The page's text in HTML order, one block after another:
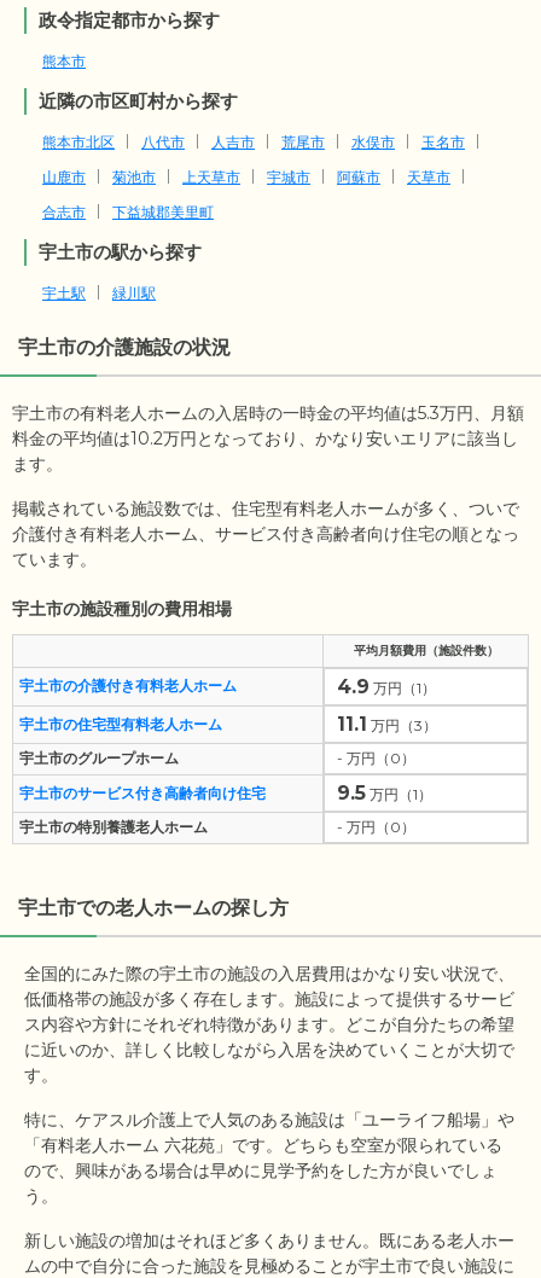
政令指定都市から探す
熊本市
近隣の市区町村から探す
熊本市北区 八代市 人吉市 荒尾市 水俣市
玉名市
山鹿市
菊池市 上天草市 宇城市 阿蘇市
天草市
合志市
下益城郡美里町
宇土市の駅から探す
宇土駅 緑川駅
宇土市の介護施設の状況
宇土市の有料老人ホームの入居時の一時金の平均値は5.3万円、月額
料金の平均値は10.2万円となっており、かなり安いエリアに該当し
ます。
掲載されている施設数では、住宅型有料老人ホームが多く、ついで
介護付き有料老人ホーム、サービス付き高齢者向け住宅の順となっ
ています。
宇土市の施設種別の費用相場
平均月額費用（施設件数）
宇土市の介護付き有料老人ホーム 4.9 万円（1）
宇土市の住宅型有料老人ホーム
11.1 万円（3）
宇土市のグループホーム
- 万円（0）
宇土市のサービス付き高齢者向け住宅
9.5 万円（1）
宇土市の特別養護老人ホーム
- 万円（0）
宇土市での老人ホームの探し方
全国的にみた際の宇土市の施設の入居費用はかなり安い状況で、
低価格帯の施設が多く存在します。施設によって提供するサービ
ス内容や方針にそれぞれ特徴があります。どこが自分たちの希望
に近いのか、詳しく比較しながら入居を決めていくことが大切で
す。
特に、ケアスル介護上で人気のある施設は「ユーライフ船場」や
「有料老人ホーム 六花苑」です。どちらも空室が限られている
ので、興味がある場合は早めに見学予約をした方が良いでしょ
う。
新しい施設の増加はそれほど多くありません。既にある老人ホー
ムの中で自分に合った施設を見極めることが宇土市で良い施設に